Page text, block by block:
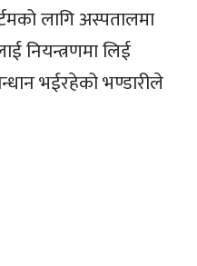
लागि अस्पतालमा
नियन्त्रणमा लिई
भईरहेको भण्डारीले